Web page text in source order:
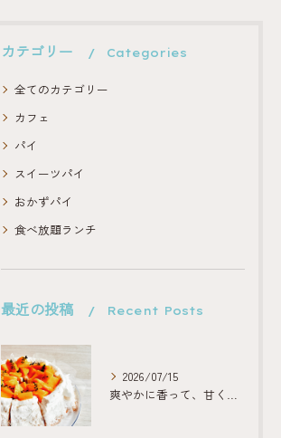
カテゴリー Categories
全てのカテゴリー
カフェ
パイ
スイーツパイ
おかずパイ
食べ放題ランチ
最近の投稿 Recent Posts
2026/07/15
爽やかに香って、甘くほどける。